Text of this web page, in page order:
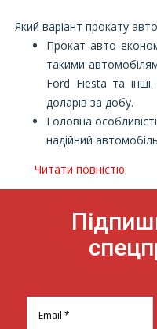
Який варіант прокату
Прокат авто
такими
Ford Fiesta та
доларів за добу.
Головна
надійний
Читати повністю